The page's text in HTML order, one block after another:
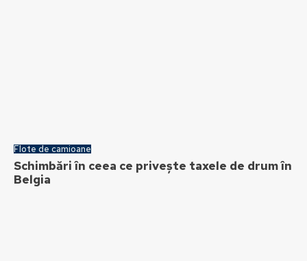
Flote de camioane
Schimbări în ceea ce privește taxele de drum în
Belgia